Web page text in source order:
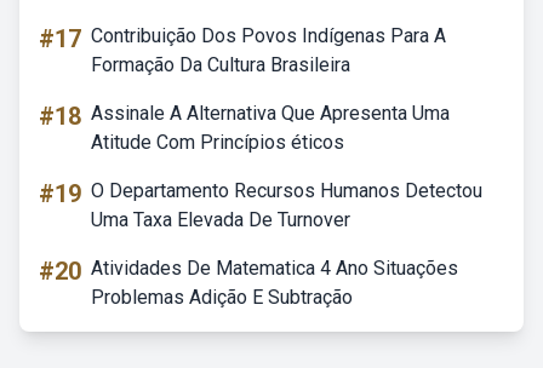
#17 Contribuição Dos Povos Indígenas Para A
Formação Da Cultura Brasileira
#18 Assinale A Alternativa Que Apresenta Uma
Atitude Com Princípios éticos
#19 O Departamento Recursos Humanos Detectou
Uma Taxa Elevada De Turnover
#20 Atividades De Matematica 4 Ano Situações
Problemas Adição E Subtração